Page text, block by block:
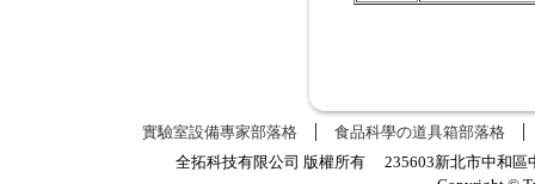
實驗室設備專家部落格
食品科學の道具箱部落格
全拓科技有限公司 版權所有 235603新北市中和